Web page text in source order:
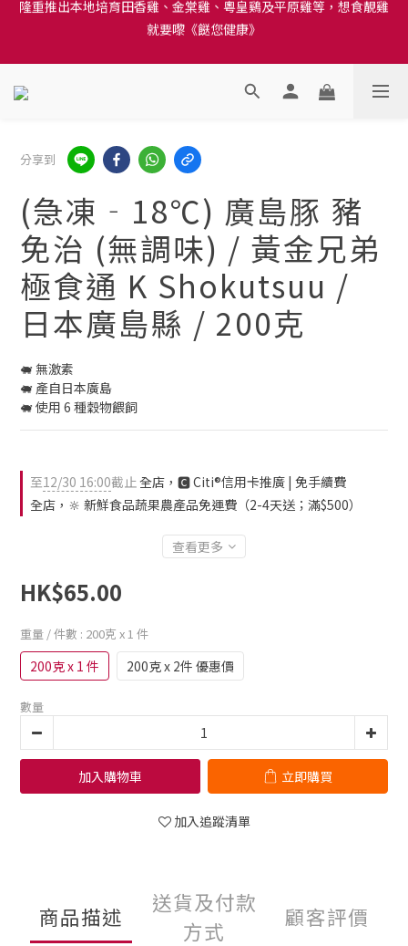
訂單結帳注意事項：送貨方法中選擇區域 - 然後當填寫地址時, 請
就要嚟《餸您健康》
分享到
(急凍‐18℃) 廣島豚 豬
免治 (無調味) / 黃金兄弟
極食通 K Shokutsuu /
日本廣島縣 / 200克
🐖 無激素
🐖 產自日本廣島
🐖 使用 6 種穀物餵飼
至12/30 16:00截止全店，🅲 Citi®信用卡推廣 | 免手續費
全店，🔆 新鮮食品蔬果農產品免運費（2-4天送；滿$500）
查看更多
HK$65.00
重量 / 件數 : 200克 x 1 件
200克 x 1 件 200克 x 2件 優惠價
數量
加入購物車 立即購買
加入追蹤清單
商品描述
送貨及付款
方式
顧客評價